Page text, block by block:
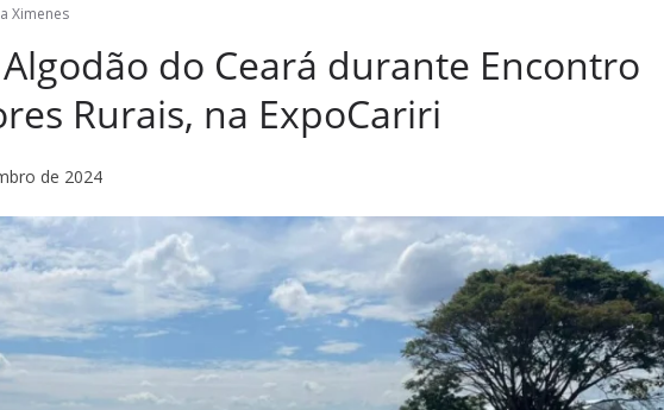
Ximenes
Algodão do Ceará durante Encontro
Rurais, na ExpoCariri
de 2024